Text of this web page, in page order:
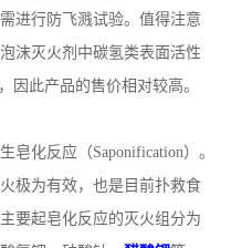
进行防飞溅试验。值得注意
沫灭火剂中碳氢类表面活性
因此产品的售价相对较高。
化反应（Saponification）。
极为有效，也是目前扑救食
要起皂化反应的灭火组分为